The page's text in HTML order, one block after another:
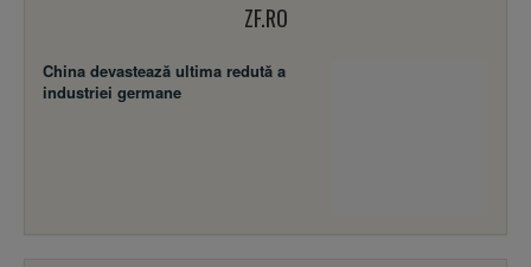
ZF.RO
China devastează ultima redută a
industriei germane